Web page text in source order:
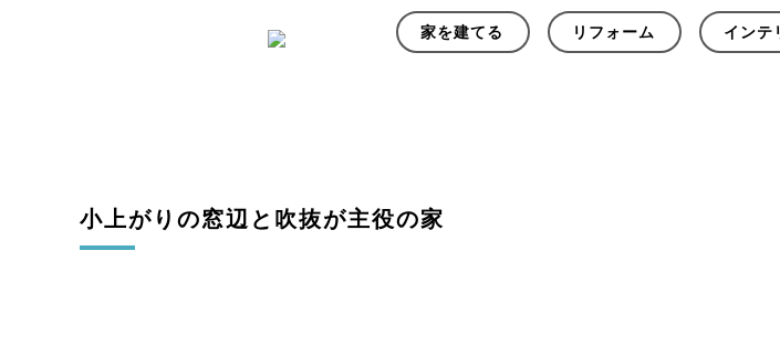
家を建てる リフォーム インテ
小上がりの窓辺と吹抜が主役の家